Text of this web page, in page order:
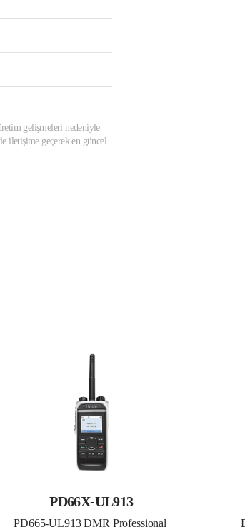
gelişmeleri nedeniyle
iletişime geçerek en güncel
PD66X-UL913
PD665-UL913 DMR Professional